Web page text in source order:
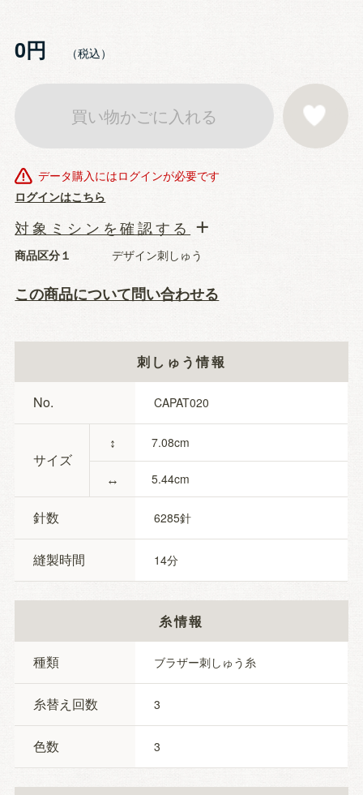
0円
データ購入にはログインが必要です
買い物かごに入れる
ログインはこちら
お気に入りに登
商品区分１ デザイン刺しゅう
この商品について問い合わせる
対象ミシンを確認する
刺しゅう情報
No. CAPAT020
サイズ
↕
↔
7.08
5.44
針数 6285
縫製時間 14
糸情報
種類 ブラザー刺しゅう糸
糸替え回数 3
色数 3